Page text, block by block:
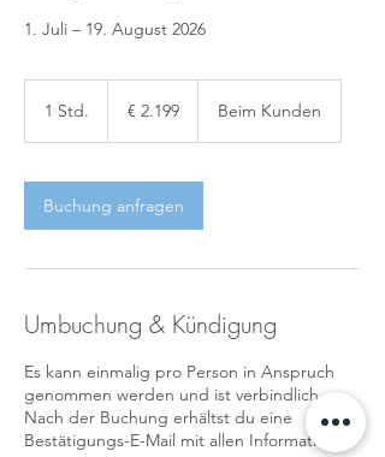
1. Juli – 19. August 2026
1 Std.
d
€ 2.199 Beim Kunden
Buchung anfragen
Umbuchung & Kündigung
Es kann einmalig pro Person in Anspruch
genommen werden und ist verbindlich.
Nach der Buchung erhältst du eine
Bestätigungs-E-Mail mit allen Informationen